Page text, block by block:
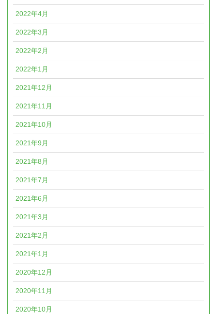
2022年4月
2022年3月
2022年2月
2022年1月
2021年12月
2021年11月
2021年10月
2021年9月
2021年8月
2021年7月
2021年6月
2021年3月
2021年2月
2021年1月
2020年12月
2020年11月
2020年10月